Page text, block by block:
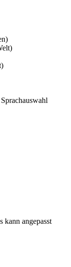
kann angepasst